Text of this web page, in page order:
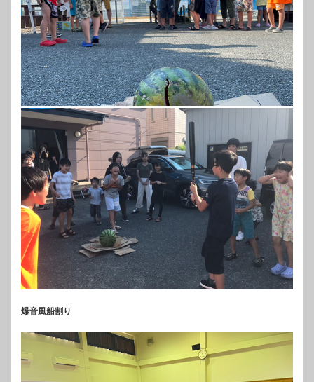
爆音風船割り